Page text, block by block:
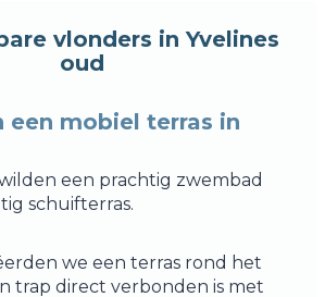
vlonders in Yvelines
oud
een mobiel terras in
een prachtig zwembad
schuifterras.
we een terras rond het
trap direct verbonden is met